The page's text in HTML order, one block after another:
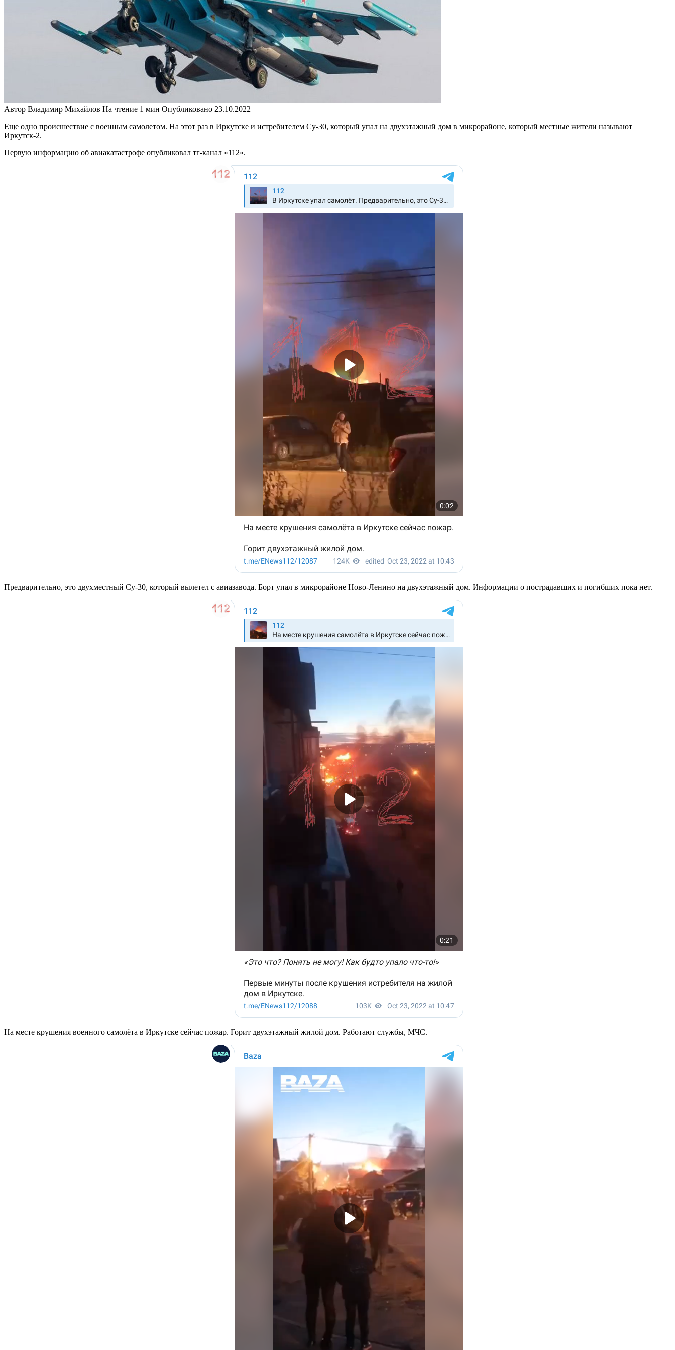
Автор Владимир Михайлов На чтение 1 мин Опубликовано 23.10.2022
Еще одно происшествие с военным самолетом. На этот раз в Иркутске и истребителем Су-30, который упал на двухэтажный дом в микрорайоне, который местные жители называют
Иркутск-2.
Первую информацию об авиакатастрофе опубликовал тг-канал «112».
Предварительно, это двухместный Су-30, который вылетел с авиазавода. Борт упал в микрорайоне Ново-Ленино на двухэтажный дом. Информации о пострадавших и погибших пока нет.
На месте крушения военного самолёта в Иркутске сейчас пожар. Горит двухэтажный жилой дом. Работают службы, МЧС.